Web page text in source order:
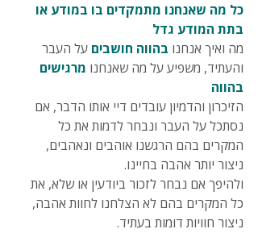
כל מה שאנחנו מתמקדים בו במודע או
בתת המודע גדל
מה ואיך אנחנו בהווה חושבים על העבר
והעתיד, משפיע על מה שאנחנו מרגישים
בהווה
הזיכרון והדמיון עובדים דיי אותו הדבר, אם
נסתכל על העבר ונבחר לדמות את כל
המקרים בהם הרגשנו אוהבים ונאהבים,
ניצור יותר אהבה בחיינו.
ולהיפך אם נבחר לזכור ביודעין או שלא, את
כל המקרים בהם לא הצלחנו לחוות אהבה,
ניצור חוויות דומות בעתיד.